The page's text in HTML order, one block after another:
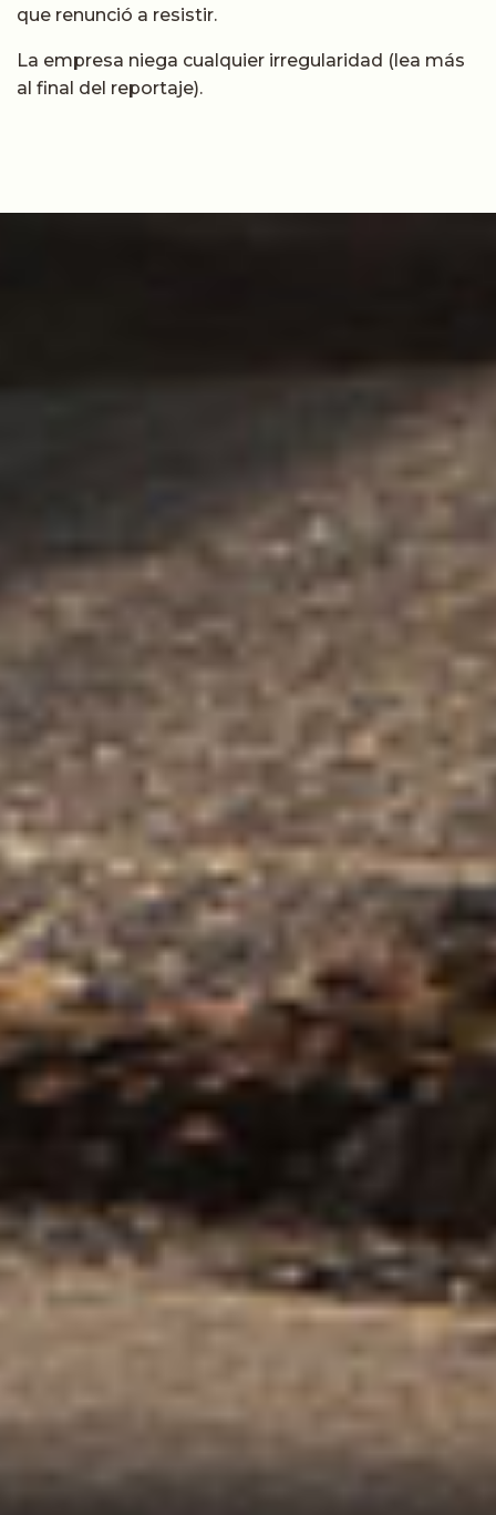
que renunció a resistir.
La empresa niega cualquier irregularidad (lea más
al final del reportaje).